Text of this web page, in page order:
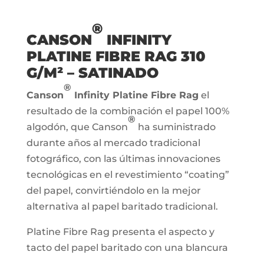
CANSON
®
INFINITY
PLATINE FIBRE RAG 310
G/M² – SATINADO
Canson
®
Infinity Platine Fibre Rag el
resultado de la combinación el papel 100%
algodón, que Canson
®
ha suministrado
durante años al mercado tradicional
fotográfico, con las últimas innovaciones
tecnológicas en el revestimiento “coating”
del papel, convirtiéndolo en la mejor
alternativa al papel baritado tradicional.
Platine Fibre Rag presenta el aspecto y
tacto del papel baritado con una blancura